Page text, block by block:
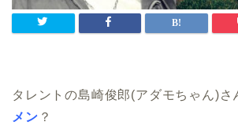
タレントの島崎俊郎(アダモちゃん)さ
メン ？